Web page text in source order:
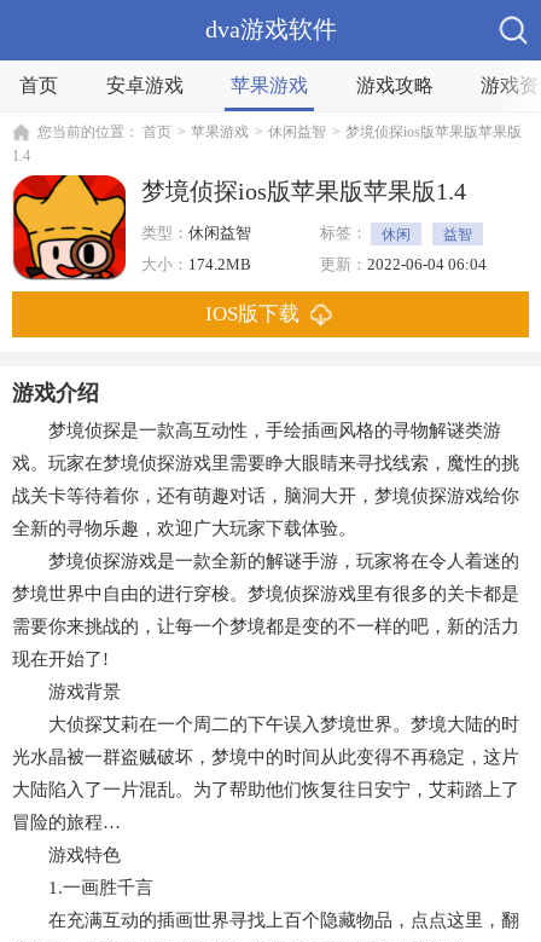
dva游戏软件
首页 安卓游戏 苹果游戏 游戏攻略 游戏
您当前的位置： 首页 > 苹果游戏 > 休闲益智 > 梦境侦探ios版苹果版苹果版
1.4
梦境侦探ios版苹果版苹果版1.4
类型： 休闲益智 标签： 休闲
益智
趣味
解密 探索
大小： 174.2MB 更新： 2022-06-04 06:04
IOS版下载
游戏介绍
梦境侦探是一款高互动性，手绘插画风格的寻物解谜类游
戏。玩家在梦境侦探游戏里需要睁大眼睛来寻找线索，魔性的挑
战关卡等待着你，还有萌趣对话，脑洞大开，梦境侦探游戏给你
全新的寻物乐趣，欢迎广大玩家下载体验。
梦境侦探游戏是一款全新的解谜手游，玩家将在令人着迷的
梦境世界中自由的进行穿梭。梦境侦探游戏里有很多的关卡都是
需要你来挑战的，让每一个梦境都是变的不一样的吧，新的活力
现在开始了!
游戏背景
大侦探艾莉在一个周二的下午误入梦境世界。梦境大陆的时
光水晶被一群盗贼破坏，梦境中的时间从此变得不再稳定，这片
大陆陷入了一片混乱。为了帮助他们恢复往日安宁，艾莉踏上了
冒险的旅程…
游戏特色
1.一画胜千言
在充满互动的插画世界寻找上百个隐藏物品，点点这里，翻